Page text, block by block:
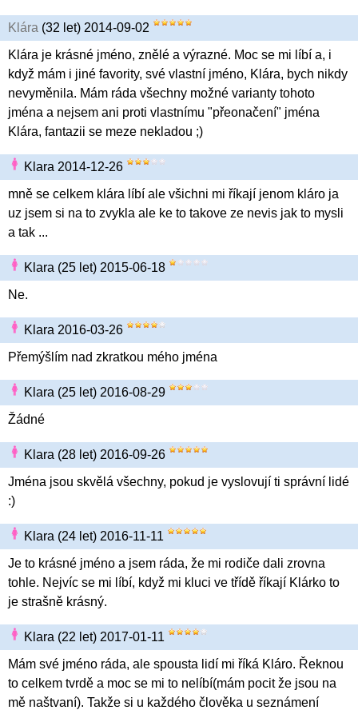
Klára (32 let) 2014-09-02
Klára je krásné jméno, znělé a výrazné. Moc se mi líbí a, i
když mám i jiné favority, své vlastní jméno, Klára, bych nikdy
nevyměnila. Mám ráda všechny možné varianty tohoto
jména a nejsem ani proti vlastnímu "přeonačení" jména
Klára, fantazii se meze nekladou ;)
Klara 2014-12-26
mně se celkem klára líbí ale všichni mi říkají jenom kláro ja
uz jsem si na to zvykla ale ke to takove ze nevis jak to mysli
a tak ...
Klara (25 let) 2015-06-18
Ne.
Klara 2016-03-26
Přemýšlím nad zkratkou mého jména
Klara (25 let) 2016-08-29
Žádné
Klara (28 let) 2016-09-26
Jména jsou skvělá všechny, pokud je vyslovují ti správní lidé
:)
Klara (24 let) 2016-11-11
Je to krásné jméno a jsem ráda, že mi rodiče dali zrovna
tohle. Nejvíc se mi líbí, když mi kluci ve třídě říkají Klárko to
je strašně krásný.
Klara (22 let) 2017-01-11
Mám své jméno ráda, ale spousta lidí mi říká Kláro. Řeknou
to celkem tvrdě a moc se mi to nelíbí(mám pocit že jsou na
mě naštvaní). Takže si u každého člověka u seznámení